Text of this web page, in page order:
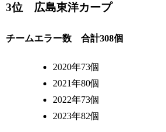
3位 広島東洋カープ
チームエラー数 合計308個
2020年73個
2021年80個
2022年73個
2023年82個